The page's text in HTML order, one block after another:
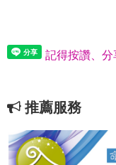
記得按讚、分
推薦服務